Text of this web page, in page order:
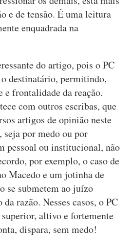
e de tensão. É uma leitura
enquadrada na
do artigo, pois o PC
destinatário, permitindo,
e frontalidade da reação.
com outros escribas, que
artigos de opinião neste
por medo ou por
pessoal ou institucional, não
por exemplo, o caso de
Macedo e um jotinha de
se submetem ao juízo
razão. Nesses casos, o PC
altivo e fortemente
dispara, sem medo!